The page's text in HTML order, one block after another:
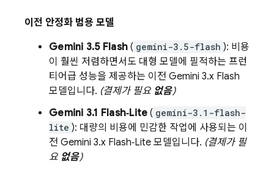
이전 안정화 범용 모델
Gemini 3.5 Flash ( gemini-3.5-flash ): 비용
이 훨씬 저렴하면서도 대형 모델에 필적하는 프런
티어급 성능을 제공하는 이전 Gemini 3.x Flash
모델입니다. (결제가 필요 없음)
Gemini 3.1 Flash‑Lite ( gemini-3.1-flash-
lite ): 대량의 비용에 민감한 작업에 사용되는 이
전 Gemini 3.x Flash‑Lite 모델입니다. (결제가 필
요 없음)